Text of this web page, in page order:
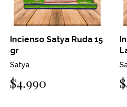
Incienso Satya Ruda 15
gr
Satya
$4.990